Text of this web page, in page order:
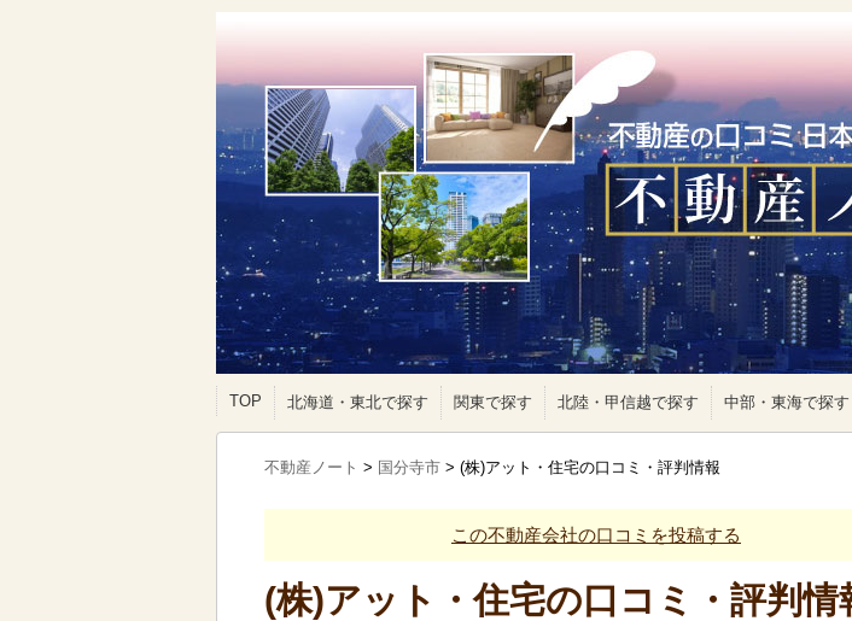
TOP 北海道・東北で探す 関東で探す 北陸・甲信越で探す 中部・東海で探す
不動産ノート > 国分寺市 > (株)アット・住宅の口コミ・評判情報
この不動産会社の口コミを投稿する
(株)アット・住宅の口コミ・評判情